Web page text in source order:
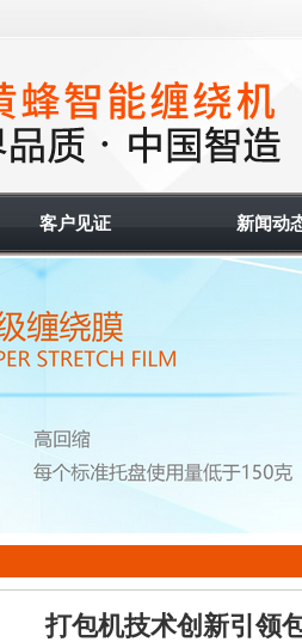
客户见证 新闻动
打包机技术创新引领